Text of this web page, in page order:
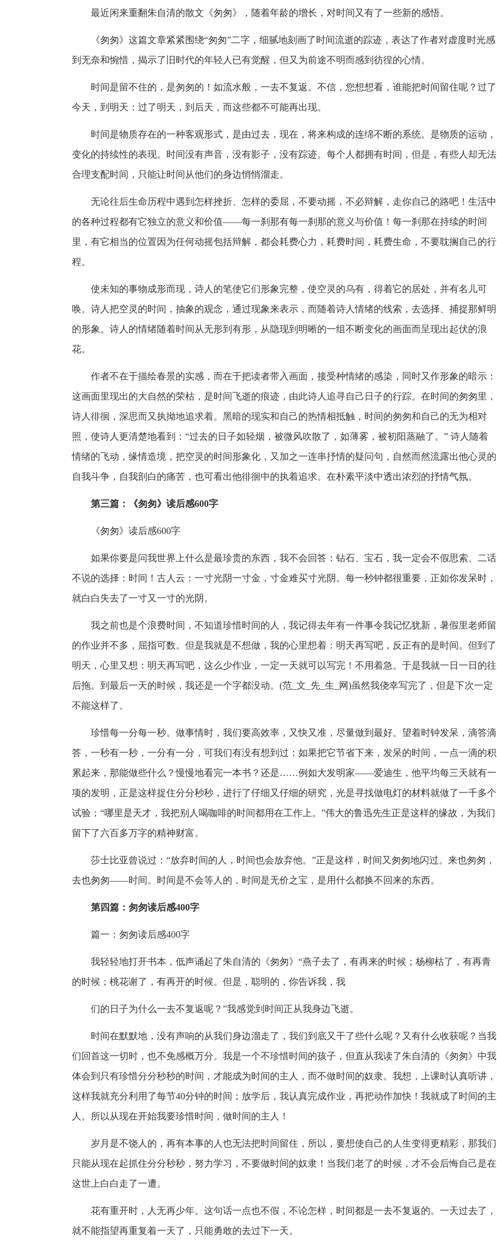
最近闲来重翻朱自清的散文《匆匆》，随着年龄的增长，对时间又有了一些新的感悟。
《匆匆》这篇文章紧紧围绕“匆匆”二字，细腻地刻画了时间流逝的踪迹，表达了作者对虚度时光感
到无奈和惋惜，揭示了旧时代的年轻人已有觉醒，但又为前途不明而感到彷徨的心情。
时间是留不住的，是匆匆的！如流水般，一去不复返。不信，您想想看，谁能把时间留住呢？过了
今天，到明天：过了明天，到后天，而这些都不可能再出现。
时间是物质存在的一种客观形式，是由过去，现在，将来构成的连绵不断的系统。是物质的运动，
变化的持续性的表现。时间没有声音，没有影子，没有踪迹。每个人都拥有时间，但是，有些人却无法
合理支配时间，只能让时间从他们的身边悄悄溜走。
无论往后生命历程中遇到怎样挫折、怎样的委屈，不要动摇，不必辩解，走你自己的路吧！生活中
的各种过程都有它独立的意义和价值——每一刹那有每一刹那的意义与价值！每一刹那在持续的时间
里，有它相当的位置因为任何动摇包括辩解，都会耗费心力，耗费时间，耗费生命，不要耽搁自己的行
程。
使未知的事物成形而现，诗人的笔使它们形象完整，使空灵的乌有，得着它的居处，并有名儿可
唤。诗人把空灵的时间，抽象的观念，通过现象来表示，而随着诗人情绪的线索，去选择、捕捉那鲜明
的形象。诗人的情绪随着时间从无形到有形，从隐现到明晰的一组不断变化的画面而呈现出起伏的浪
花。
作者不在于描绘春景的实感，而在于把读者带入画面，接受种情绪的感染，同时又作形象的暗示：
这画面里现出的大自然的荣枯，是时间飞逝的痕迹，由此诗人追寻自己日子的行踪。在时间的匆匆里，
诗人徘徊，深思而又执拗地追求着。黑暗的现实和自己的热情相抵触，时间的匆匆和自己的无为相对
照，使诗人更清楚地看到：“过去的日子如轻烟，被微风吹散了，如薄雾，被初阳蒸融了。” 诗人随着
情绪的飞动，缘情造境，把空灵的时间形象化，又加之一连串抒情的疑问句，自然而然流露出他心灵的
自我斗争，自我剖白的痛苦，也可看出他徘徊中的执着追求。在朴素平淡中透出浓烈的抒情气氛。
第三篇：《匆匆》读后感600字
《匆匆》读后感600字
如果你要是问我世界上什么是最珍贵的东西，我不会回答：钻石、宝石，我一定会不假思索、二话
不说的选择：时间！古人云：一寸光阴一寸金，寸金难买寸光阴。每一秒钟都很重要，正如你发呆时，
就白白失去了一寸又一寸的光阴。
我之前也是个浪费时间，不知道珍惜时间的人，我记得去年有一件事令我记忆犹新，暑假里老师留
的作业并不多，屈指可数。但是我就是不想做，我的心里想着：明天再写吧，反正有的是时间。但到了
明天，心里又想：明天再写吧，这么少作业，一定一天就可以写完！不用着急。于是我就一日一日的往
后拖。到最后一天的时候，我还是一个字都没动。(范_文_先_生_网)虽然我侥幸写完了，但是下次一定
不能这样了。
珍惜每一分每一秒。做事情时，我们要高效率，又快又准，尽量做到最好。望着时钟发呆，滴答滴
答，一秒有一秒，一分有一分，可我们有没有想到过：如果把它节省下来，发呆的时间，一点一滴的积
累起来，那能做些什么？慢慢地看完一本书？还是……例如大发明家——爱迪生，他平均每三天就有一
项的发明，正是这样捉住分分秒秒，进行了仔细又仔细的研究，光是寻找做电灯的材料就做了一千多个
试验；“哪里是天才，我把别人喝咖啡的时间都用在工作上。”伟大的鲁迅先生正是这样的缘故，为我们
留下了六百多万字的精神财富。
莎士比亚曾说过：“放弃时间的人，时间也会放弃他。”正是这样，时间又匆匆地闪过。来也匆匆，
去也匆匆——时间。时间是不会等人的，时间是无价之宝，是用什么都换不回来的东西。
第四篇：匆匆读后感400字
篇一：匆匆读后感400字
我轻轻地打开书本，低声诵起了朱自清的《匆匆》“燕子去了，有再来的时候；杨柳枯了，有再青
的时候；桃花谢了，有再开的时候。但是，聪明的，你告诉我，我
们的日子为什么一去不复返呢？”我感觉到时间正从我身边飞逝。
时间在默默地，没有声响的从我们身边溜走了，我们到底又干了些什么呢？又有什么收获呢？当我
们回首这一切时，也不免感概万分。我是一个不珍惜时间的孩子，但直从我读了朱自清的《匆匆》中我
体会到只有珍惜分分秒秒的时间，才能成为时间的主人，而不做时间的奴隶。我想，上课时认真听讲，
这样我就充分利用了每节40分钟的时间；放学后，我认真完成作业，再把动作加快！我就成了时间的主
人。所以从现在开始我要珍惜时间，做时间的主人！
岁月是不饶人的，再有本事的人也无法把时间留住，所以，要想使自己的人生变得更精彩，那我们
只能从现在起抓住分分秒秒，努力学习，不要做时间的奴隶！当我们老了的时候，才不会后悔自己是在
这世上白白走了一遭。
花有重开时，人无再少年。这句话一点也不假，不论怎样，时间都是一去不复返的。一天过去了，
就不能指望再重复着一天了，只能勇敢的去过下一天。